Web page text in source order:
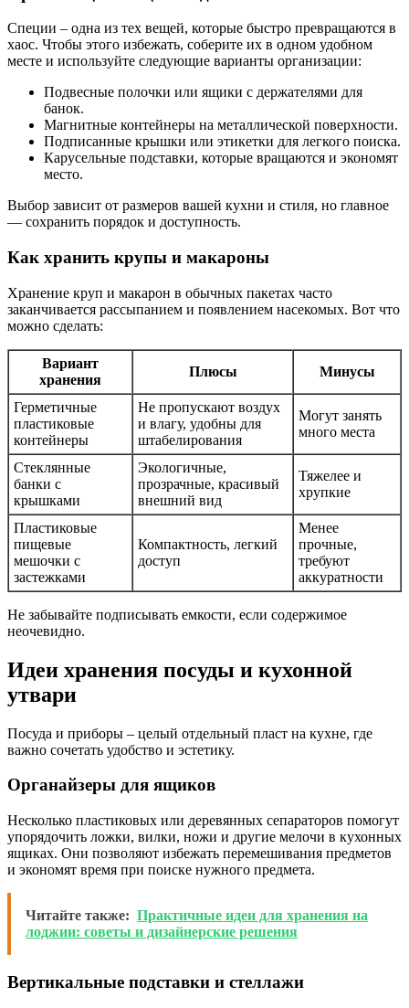
Специи – одна из тех вещей, которые быстро превращаются в
хаос. Чтобы этого избежать, соберите их в одном удобном
месте и используйте следующие варианты организации:
Подвесные полочки или ящики с держателями для
банок.
Магнитные контейнеры на металлической поверхности.
Подписанные крышки или этикетки для легкого поиска.
Карусельные подставки, которые вращаются и экономят
место.
Выбор зависит от размеров вашей кухни и стиля, но главное
— сохранить порядок и доступность.
Как хранить крупы и макароны
Хранение круп и макарон в обычных пакетах часто
заканчивается рассыпанием и появлением насекомых. Вот что
можно сделать:
Вариант
хранения
Плюсы Минусы
Герметичные
пластиковые
контейнеры
Не пропускают воздух
и влагу, удобны для
штабелирования
Могут занять
много места
Стеклянные
банки с
крышками
Экологичные,
прозрачные, красивый
внешний вид
Тяжелее и
хрупкие
Пластиковые
пищевые
мешочки с
застежками
Компактность, легкий
доступ
Менее
прочные,
требуют
аккуратности
Не забывайте подписывать емкости, если содержимое
неочевидно.
Идеи хранения посуды и кухонной
утвари
Посуда и приборы – целый отдельный пласт на кухне, где
важно сочетать удобство и эстетику.
Органайзеры для ящиков
Несколько пластиковых или деревянных сепараторов помогут
упорядочить ложки, вилки, ножи и другие мелочи в кухонных
ящиках. Они позволяют избежать перемешивания предметов
и экономят время при поиске нужного предмета.
Читайте также: Практичные идеи для хранения на
лоджии: советы и дизайнерские решения
Вертикальные подставки и стеллажи